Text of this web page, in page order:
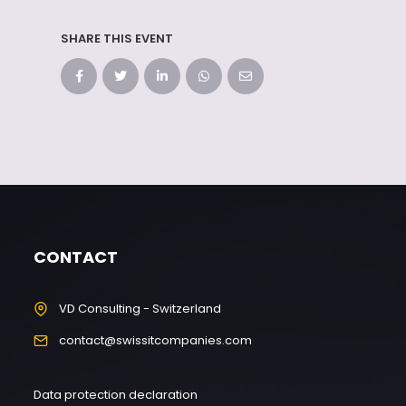
SHARE THIS EVENT
CONTACT
VD Consulting - Switzerland
contact@swissitcompanies.com
Data protection declaration